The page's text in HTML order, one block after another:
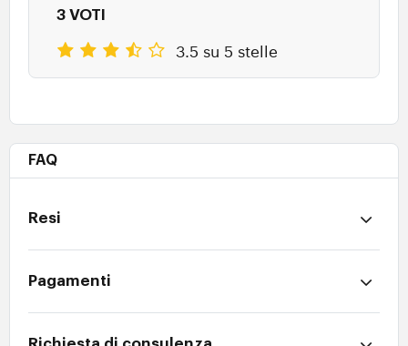
3 VOTI
3.5 su 5 stelle
FAQ
Resi
Pagamenti